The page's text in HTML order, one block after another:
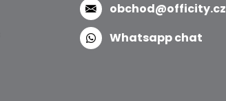
obchod@officity.cz
Whatsapp chat